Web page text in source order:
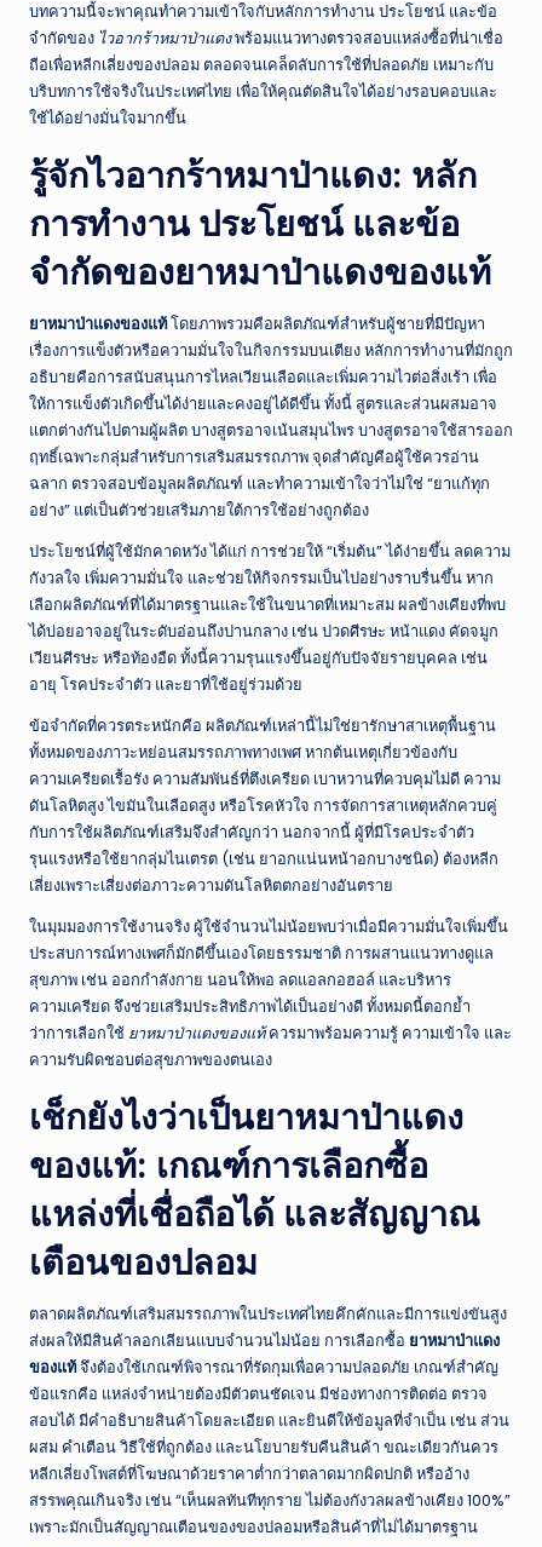
บทความนี้จะพาคุณทำความเข้าใจกับหลักการทำงาน ประโยชน์ และข้อ
จำกัดของ ไวอากร้าหมาป่าแดงพร้อมแนวทางตรวจสอบแหล่งซื้อที่น่าเชื่อ
ถือเพื่อหลีกเลี่ยงของปลอม ตลอดจนเคล็ดลับการใช้ที่ปลอดภัย เหมาะกับ
บริบทการใช้จริงในประเทศไทย เพื่อให้คุณตัดสินใจได้อย่างรอบคอบและ
ใช้ได้อย่างมั่นใจมากขึ้น
รู้จักไวอากร้าหมาป่าแดง: หลัก
การทำงาน ประโยชน์ และข้อ
จำกัดของยาหมาป่าแดงของแท้
ยาหมาป่าแดงของแท้โดยภาพรวมคือผลิตภัณฑ์สำหรับผู้ชายที่มีปัญหา
เรื่องการแข็งตัวหรือความมั่นใจในกิจกรรมบนเตียง หลักการทำงานที่มักถูก
อธิบายคือการสนับสนุนการไหลเวียนเลือดและเพิ่มความไวต่อสิ่งเร้า เพื่อ
ให้การแข็งตัวเกิดขึ้นได้ง่ายและคงอยู่ได้ดีขึ้น ทั้งนี้ สูตรและส่วนผสมอาจ
แตกต่างกันไปตามผู้ผลิต บางสูตรอาจเน้นสมุนไพร บางสูตรอาจใช้สารออก
ฤทธิ์เฉพาะกลุ่มสำหรับการเสริมสมรรถภาพ จุดสำคัญคือผู้ใช้ควรอ่าน
ฉลาก ตรวจสอบข้อมูลผลิตภัณฑ์ และทำความเข้าใจว่าไม่ใช่ “ยาแก้ทุก
อย่าง” แต่เป็นตัวช่วยเสริมภายใต้การใช้อย่างถูกต้อง
ประโยชน์ที่ผู้ใช้มักคาดหวัง ได้แก่ การช่วยให้ “เริ่มต้น” ได้ง่ายขึ้น ลดความ
กังวลใจ เพิ่มความมั่นใจ และช่วยให้กิจกรรมเป็นไปอย่างราบรื่นขึ้น หาก
เลือกผลิตภัณฑ์ที่ได้มาตรฐานและใช้ในขนาดที่เหมาะสม ผลข้างเคียงที่พบ
ได้บ่อยอาจอยู่ในระดับอ่อนถึงปานกลาง เช่น ปวดศีรษะ หน้าแดง คัดจมูก
เวียนศีรษะ หรือท้องอืด ทั้งนี้ความรุนแรงขึ้นอยู่กับปัจจัยรายบุคคล เช่น
อายุ โรคประจำตัว และยาที่ใช้อยู่ร่วมด้วย
ข้อจำกัดที่ควรตระหนักคือ ผลิตภัณฑ์เหล่านี้ไม่ใช่ยารักษาสาเหตุพื้นฐาน
ทั้งหมดของภาวะหย่อนสมรรถภาพทางเพศ หากต้นเหตุเกี่ยวข้องกับ
ความเครียดเรื้อรัง ความสัมพันธ์ที่ตึงเครียด เบาหวานที่ควบคุมไม่ดี ความ
ดันโลหิตสูง ไขมันในเลือดสูง หรือโรคหัวใจ การจัดการสาเหตุหลักควบคู่
กับการใช้ผลิตภัณฑ์เสริมจึงสำคัญกว่า นอกจากนี้ ผู้ที่มีโรคประจำตัว
รุนแรงหรือใช้ยากลุ่มไนเตรต (เช่น ยาอกแน่นหน้าอกบางชนิด) ต้องหลีก
เลี่ยงเพราะเสี่ยงต่อภาวะความดันโลหิตตกอย่างอันตราย
ในมุมมองการใช้งานจริง ผู้ใช้จำนวนไม่น้อยพบว่าเมื่อมีความมั่นใจเพิ่มขึ้น
ประสบการณ์ทางเพศก็มักดีขึ้นเองโดยธรรมชาติ การผสานแนวทางดูแล
สุขภาพ เช่น ออกกำลังกาย นอนให้พอ ลดแอลกอฮอล์ และบริหาร
ความเครียด จึงช่วยเสริมประสิทธิภาพได้เป็นอย่างดี ทั้งหมดนี้ตอกย้ำ
ว่าการเลือกใช้ ยาหมาป่าแดงของแท้ควรมาพร้อมความรู้ ความเข้าใจ และ
ความรับผิดชอบต่อสุขภาพของตนเอง
เช็กยังไงว่าเป็นยาหมาป่าแดง
ของแท้: เกณฑ์การเลือกซื้อ
แหล่งที่เชื่อถือได้ และสัญญาณ
เตือนของปลอม
ตลาดผลิตภัณฑ์เสริมสมรรถภาพในประเทศไทยคึกคักและมีการแข่งขันสูง
ส่งผลให้มีสินค้าลอกเลียนแบบจำนวนไม่น้อย การเลือกซื้อ ยาหมาป่าแดง
ของแท้จึงต้องใช้เกณฑ์พิจารณาที่รัดกุมเพื่อความปลอดภัย เกณฑ์สำคัญ
ข้อแรกคือ แหล่งจำหน่ายต้องมีตัวตนชัดเจน มีช่องทางการติดต่อ ตรวจ
สอบได้ มีคำอธิบายสินค้าโดยละเอียด และยินดีให้ข้อมูลที่จำเป็น เช่น ส่วน
ผสม คำเตือน วิธีใช้ที่ถูกต้อง และนโยบายรับคืนสินค้า ขณะเดียวกันควร
หลีกเลี่ยงโพสต์ที่โฆษณาด้วยราคาต่ำกว่าตลาดมากผิดปกติ หรืออ้าง
สรรพคุณเกินจริง เช่น “เห็นผลทันทีทุกราย ไม่ต้องกังวลผลข้างเคียง 100%”
เพราะมักเป็นสัญญาณเตือนของของปลอมหรือสินค้าที่ไม่ได้มาตรฐาน